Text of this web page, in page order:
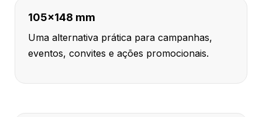
105x148 mm
Uma alternativa prática para campanhas,
eventos, convites e ações promocionais.